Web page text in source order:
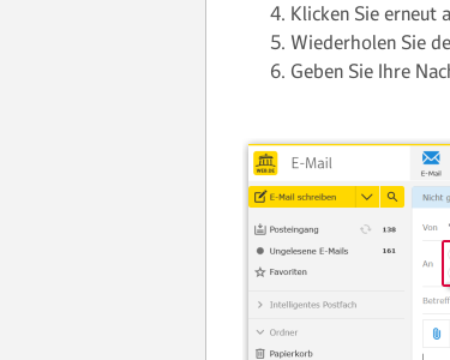
Klicken Sie erneut
Wiederholen Sie
Geben Sie Ihre